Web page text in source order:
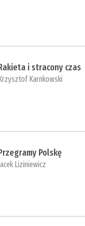
i stracony czas
Karnkowski
Polskę
Liziniewicz